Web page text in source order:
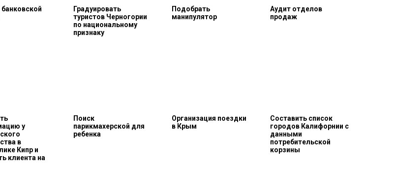
Градуировать
туристов Черногории
по национальному
признаку
Подобрать
манипулятор
Аудит отделов
продаж
у
в
Кипр и
клиента на
Поиск
парикмахерской для
ребенка
Организация поездки
в Крым
Составить список
городов Калифорнии с
данными
потребительской
корзины